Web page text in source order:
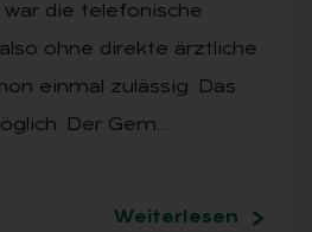
die telefonische
ohne direkte ärztliche
einmal zulässig. Das
Der Gem…
Weiterlesen